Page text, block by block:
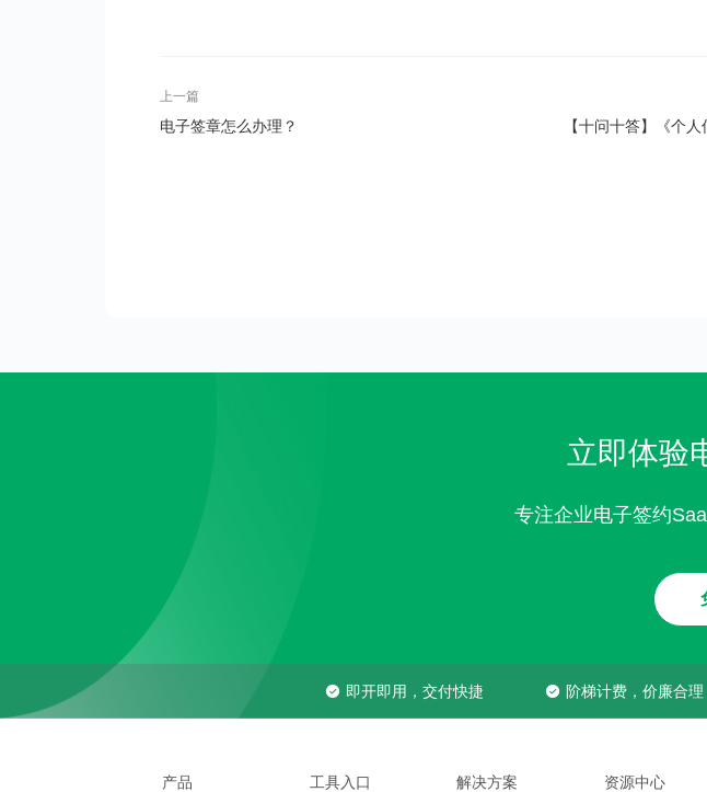
上一篇
电子签章怎么办理？ 【十问十答】《个
立即体验
专注企业电子签约
即开即用，交付快捷 阶梯计费，价廉合理
产品 工具入口 解决方案 资源中心